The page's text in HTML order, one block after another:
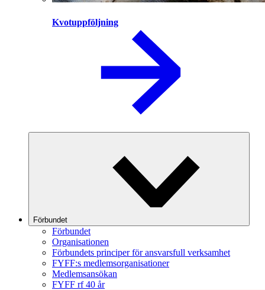
Kvotuppföljning
Förbundet
Förbundet
Organisationen
Förbundets principer för ansvarsfull verksamhet
FYFF:s medlemsorganisationer
Medlemsansökan
FYFF rf 40 år